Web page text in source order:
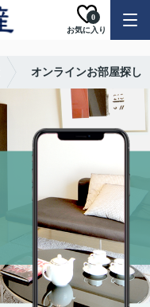
お気に入り
0
オンラインお部屋探し